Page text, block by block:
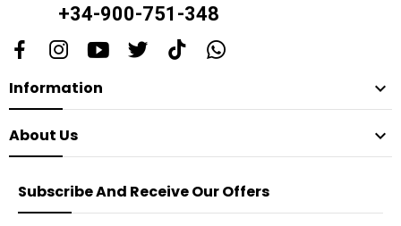
+34-900-751-348
Information 
About Us 
Subscribe And Receive Our Offers